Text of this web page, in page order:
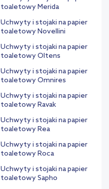
toaletowy Merida
Uchwyty i stojaki na papier
toaletowy Novellini
Uchwyty i stojaki na papier
toaletowy Oltens
Uchwyty i stojaki na papier
toaletowy Omnires
Uchwyty i stojaki na papier
toaletowy Ravak
Uchwyty i stojaki na papier
toaletowy Rea
Uchwyty i stojaki na papier
toaletowy Roca
Uchwyty i stojaki na papier
toaletowy Sapho